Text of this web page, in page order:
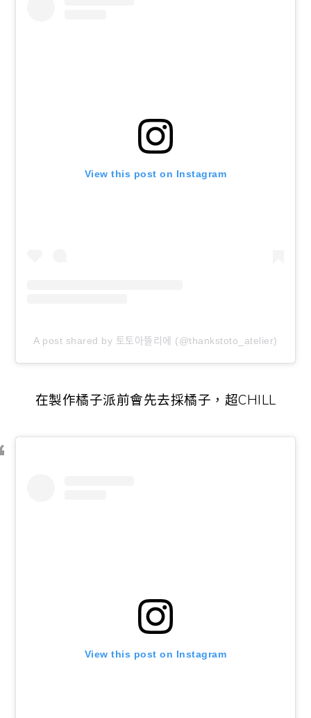
View this post on Instagram
A post shared by 토토아뜰리에 (@thankstoto_atelier)
在製作橘子派前會先去採橘子，超CHILL
View this post on Instagram